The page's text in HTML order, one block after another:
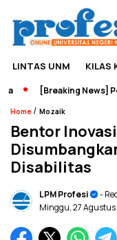
LINTAS UNM KILAS
[Breaking News]
Home / Mozaik
Bentor
Disabilitas
LPM Profesi
-
Minggu, 27